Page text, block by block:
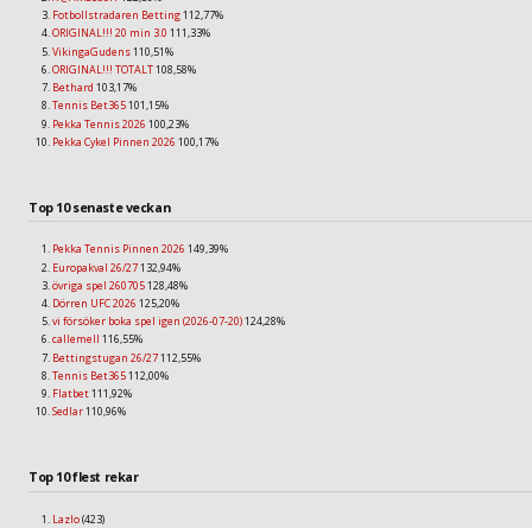
Fotbollstradaren Betting112,77%
ORIGINAL!!! 20 min 3.0 111,33%
VikingaGudens110,51%
ORIGINAL!!! TOTALT108,58%
Bethard 103,17%
Tennis Bet365101,15%
Pekka Tennis 2026 100,23%
Pekka Cykel Pinnen 2026 100,17%
Top 10 senaste veckan
Pekka Tennis Pinnen 2026 149,39%
Europakval 26/27132,94%
övriga spel 260705128,48%
Dörren UFC 2026 125,20%
vi försöker boka spel igen (2026-07-20)124,28%
callemell 116,55%
Bettingstugan 26/27112,55%
Tennis Bet365112,00%
Flatbet111,92%
Sedlar110,96%
Top 10 flest rekar
Lazlo(423)